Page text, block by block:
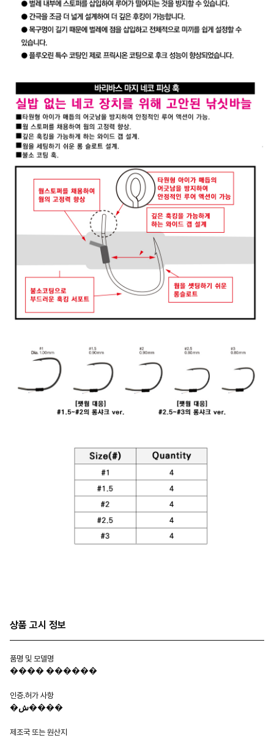
상품 고시 정보
품명 및 모델명
���� ������
인증.허가 사항
�ش����
제조국 또는 원산지